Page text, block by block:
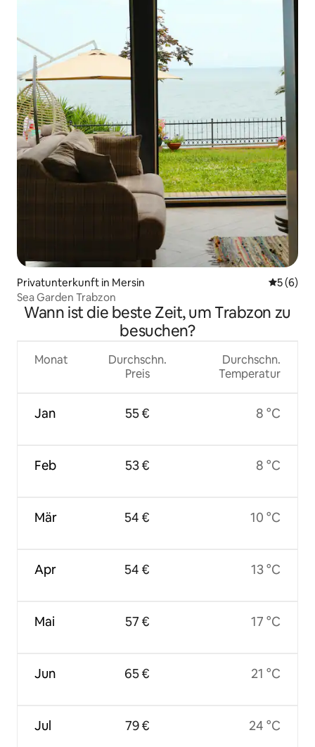
Privatunterkunft in Mersin
5 (6)
Sea Garden Trabzon
Wann ist die beste Zeit, um Trabzon zu
besuchen?
Monat
Jan
Feb
Mär
Apr
Mai
Jun
Jul
Durchschn.
Preis
55 €
53 €
54 €
54 €
57 €
65 €
79 €
Durchschn.
Temperatur
8 °C
8 °C
10 °C
13 °C
17 °C
21 °C
24 °C